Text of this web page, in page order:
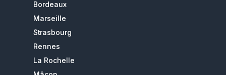
Bordeaux
Marseille
Strasbourg
Rennes
La Rochelle